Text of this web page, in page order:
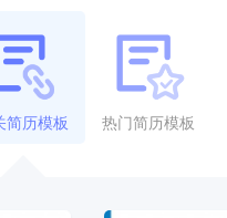
简历模板 热门简历模板